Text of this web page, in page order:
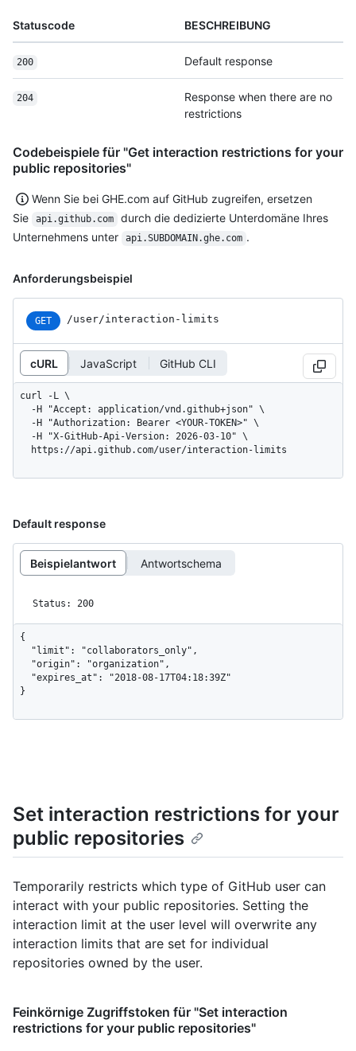
Statuscode BESCHREIBUNG
200 Default response
204
Response when there are no
restrictions
Codebeispiele für "Get interaction restrictions for your
public repositories"
Wenn Sie bei GHE.com auf GitHub zugreifen, ersetzen
Sie
api.github.com
durch die dedizierte Unterdomäne Ihres
Unternehmens unter
api.SUBDOMAIN.ghe.com .
Anforderungsbeispiel
GET /user/interaction-limits
cURL JavaScript GitHub CLI
curl -L \
  https://api.github.com/user/interaction-limits
Default response
Beispielantwort Antwortschema
Status: 200
{
}
Set interaction restrictions for your
public repositories
Temporarily restricts which type of GitHub user can
interact with your public repositories. Setting the
interaction limit at the user level will overwrite any
interaction limits that are set for individual
repositories owned by the user.
Feinkörnige Zugriffstoken für "Set interaction
restrictions for your public repositories"